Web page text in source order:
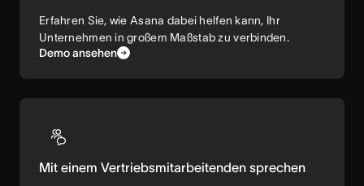
Erfahren Sie, wie Asana dabei helfen kann, Ihr
Unternehmen in großem Maßstab zu verbinden.
Demo ansehen
Mit einem Vertriebsmitarbeitenden sprechen